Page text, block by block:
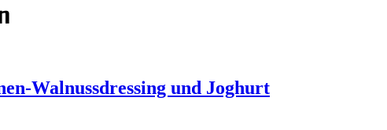
Walnussdressing und Joghurt